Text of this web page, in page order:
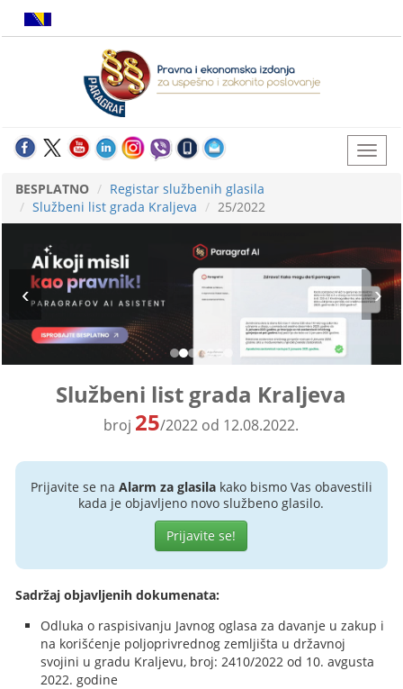
BESPLATNO
Registar službenih glasila
Službeni list grada Kraljeva
25/2022
Službeni list grada Kraljeva
broj 25/2022 od 12.08.2022.
Prijavite se na Alarm za glasilakako bismo Vas obavestili
kada je objavljeno novo službeno glasilo.
Prijavite se!
Sadržaj objavljenih dokumenata:
Odluka o raspisivanju Javnog oglasa za davanje u zakup i
na korišćenje poljoprivrednog zemljišta u državnoj
svojini u gradu Kraljevu, broj: 2410/2022 od 10. avgusta
2022. godine